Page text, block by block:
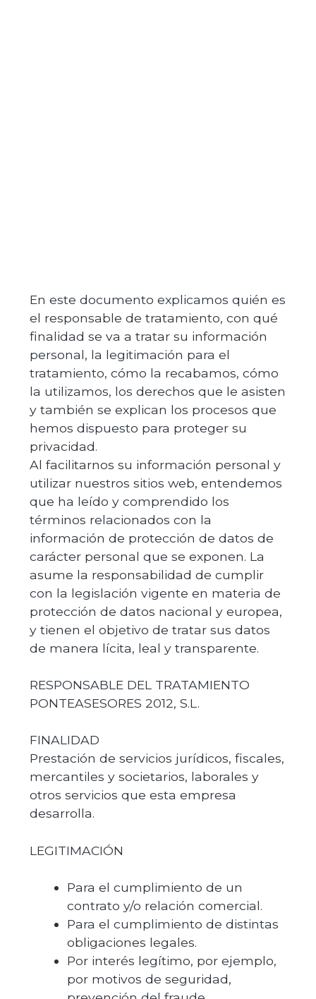
En este documento explicamos quién es
el responsable de tratamiento, con qué
finalidad se va a tratar su información
personal, la legitimación para el
tratamiento, cómo la recabamos, cómo
la utilizamos, los derechos que le asisten
y también se explican los procesos que
hemos dispuesto para proteger su
privacidad.
Al facilitarnos su información personal y
utilizar nuestros sitios web, entendemos
que ha leído y comprendido los
términos relacionados con la
información de protección de datos de
carácter personal que se exponen. La
asume la responsabilidad de cumplir
con la legislación vigente en materia de
protección de datos nacional y europea,
y tienen el objetivo de tratar sus datos
de manera lícita, leal y transparente.
RESPONSABLE DEL TRATAMIENTO
PONTEASESORES 2012, S.L.
FINALIDAD
Prestación de servicios jurídicos, fiscales,
mercantiles y societarios, laborales y
otros servicios que esta empresa
desarrolla.
LEGITIMACIÓN
Para el cumplimiento de un
contrato y/o relación comercial.
Para el cumplimiento de distintas
obligaciones legales.
Por interés legítimo, por ejemplo,
por motivos de seguridad,